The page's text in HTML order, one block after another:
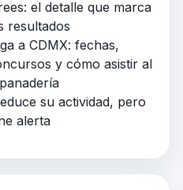
el detalle que marca
resultados
a CDMX: fechas,
y cómo asistir al
su actividad, pero
alerta